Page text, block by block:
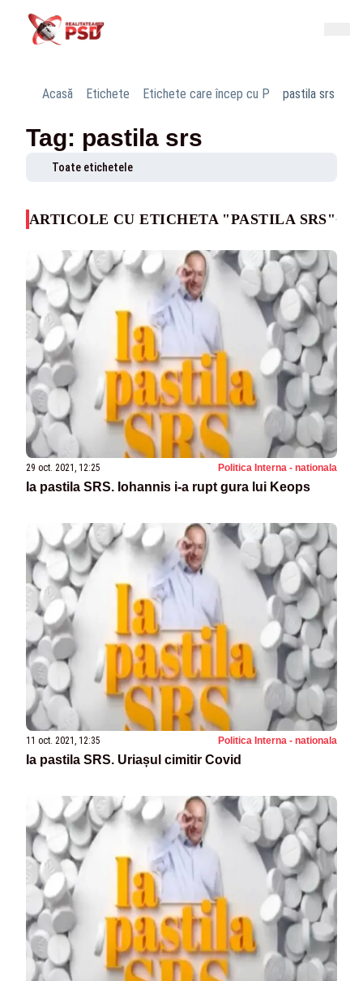
Acasă Etichete Etichete care încep cu P pastila srs
Tag: pastila srs
Toate etichetele
ARTICOLE CU ETICHETA "PASTILA SRS"
29 oct. 2021, 12:25 Politica Interna - nationala
Ia pastila SRS. Iohannis i-a rupt gura lui Keops
11 oct. 2021, 12:35 Politica Interna - nationala
Ia pastila SRS. Uriașul cimitir Covid